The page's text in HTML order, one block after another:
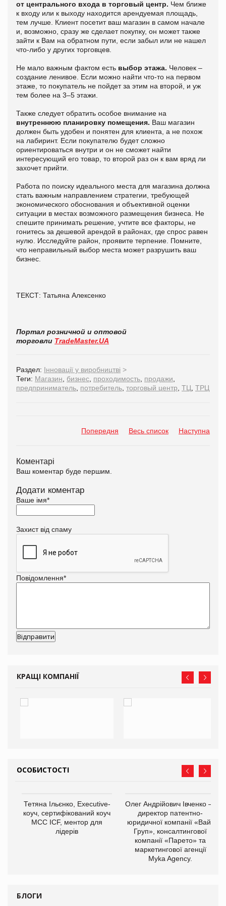
от центрального входа в торговый центр. Чем ближе
к входу или к выходу находится арендуемая площадь,
тем лучше. Клиент посетит ваш магазин в самом начале
и, возможно, сразу же сделает покупку, он может также
зайти к Вам на обратном пути, если забыл или не нашел
что-либо у других торговцев.
Не мало важным фактом есть выбор этажа. Человек –
создание ленивое. Если можно найти что-то на первом
этаже, то покупатель не пойдет за этим на второй, и уж
тем более на 3–5 этажи.
Также следует обратить особое внимание на
внутреннюю планировку помещения. Ваш магазин
должен быть удобен и понятен для клиента, а не похож
на лабиринт. Если покупателю будет сложно
ориентироваться внутри и он не сможет найти
интересующий его товар, то второй раз он к вам вряд ли
захочет прийти.
Работа по поиску идеального места для магазина должна
стать важным направлением стратегии, требующей
экономического обоснования и объективной оценки
ситуации в местах возможного размещения бизнеса. Не
спешите принимать решение, учтите все факторы, не
гонитесь за дешевой арендой в районах, где спрос равен
нулю. Исследуйте район, проявите терпение. Помните,
что неправильный выбор места может разрушить ваш
бизнес.
ТЕКСТ: Татьяна Алексенко
Портал розничной и оптовой
торговли TradeMaster.UA
Раздел: Інновації у виробництві >
Теги: Магазин бизнес проходимость продажи
предприниматель потребитель торговый центр ТЦ ТРЦ
Попередня Весь список Наступна
Коментарі
Ваш коментар буде першим.
Додати коментар
Ваше імя*
Захист від спаму
Повідомлення*
КРАЩІ КОМПАНІЇ
ОСОБИСТОСТІ
Тетяна Ільєнко, Executive-
коуч, сертифікований коуч
МСС ICF, ментор для
лідерів
Олег Андрійович Івченко —
директор патентно-
юридичної компанії «Вайз
Груп», консалтингової
компанії «Парето» та
маркетингової агенції
Myka Agency.
БЛОГИ